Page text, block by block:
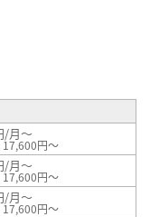
/月～
円～
/月～
円～
/月～
円～